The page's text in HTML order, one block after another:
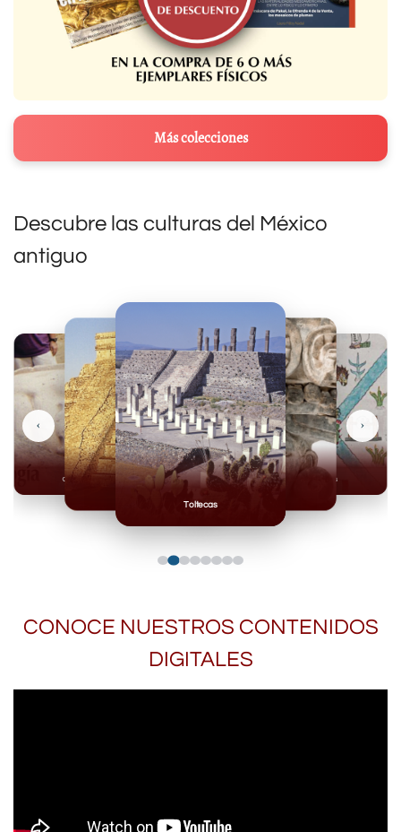
Más colecciones
Descubre las culturas del México
antiguo
Toltecas
Mexicas
Olmecas
‹ ›
CONOCE NUESTROS CONTENIDOS
DIGITALES